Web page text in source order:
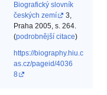
Biografický slovník
českých zemí
3,
Praha 2005, s. 264.
(podrobnější citace)
https://biography.hiu.c
as.cz/pageid/4036
8